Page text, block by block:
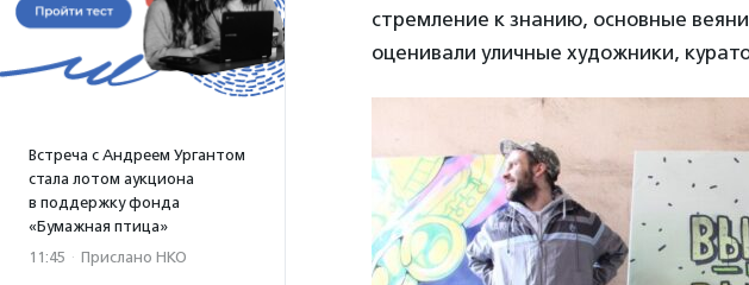
Встреча с Андреем Ургантом
стала лотом аукциона
в поддержку фонда
«Бумажная птица»
11:45 · Прислано НКО
стремление к знанию, основные
оценивали уличные художники,